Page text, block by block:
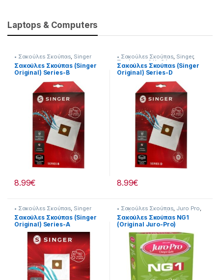
Laptops & Computers
• Σακούλεs Σκούπαs, Singer
Σακούλεs Σκούπαs (Singer
Original) Series-B
8.99€
• Σακούλεs Σκούπαs, Singer,
Σκούπισμα & Καθάρισμα
Σακούλεs Σκούπαs (Singer
Original) Series-D
8.99€
• Σακούλεs Σκούπαs, Singer
Σακούλεs Σκούπαs (Singer
Original) Series-A
232268003
• Σακούλεs Σκούπαs, Juro Pro,
Σκούπισμα & Καθάρισμα
Σακούλεs Σκούπαs NG1
(Original Juro-Pro)
232115004